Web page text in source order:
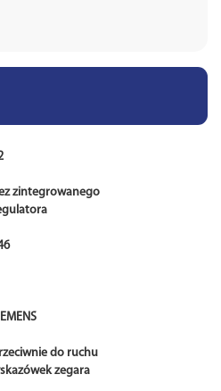
zintegrowanego
do ruchu
zegara